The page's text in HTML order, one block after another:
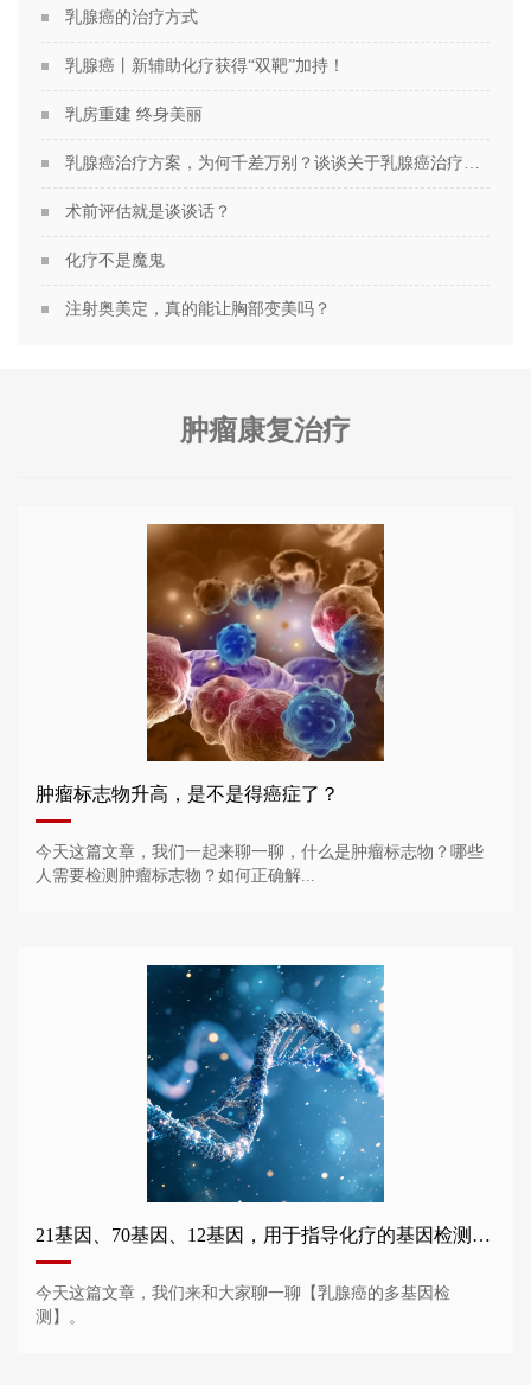
乳腺癌的治疗方式
乳腺癌丨新辅助化疗获得“双靶”加持！
乳房重建 终身美丽
术前评估就是谈谈话？
化疗不是魔鬼
注射奥美定，真的能让胸部变美吗？
肿瘤康复治疗
肿瘤标志物升高，是不是得癌症了？
今天这篇文章，我们一起来聊一聊，什么是肿瘤标志物？哪些
人需要检测肿瘤标志物？如何正确解...
21基因、70基因、12基因，用于指导化疗的基因检测谁需要做？
今天这篇文章，我们来和大家聊一聊【乳腺癌的多基因检
测】。